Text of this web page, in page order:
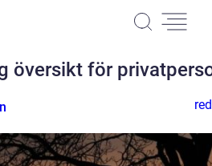
översikt för